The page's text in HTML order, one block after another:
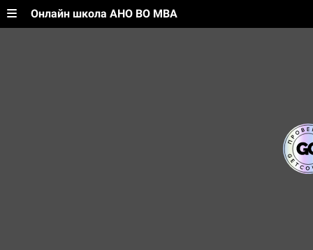
Онлайн школа АНО ВО МВА